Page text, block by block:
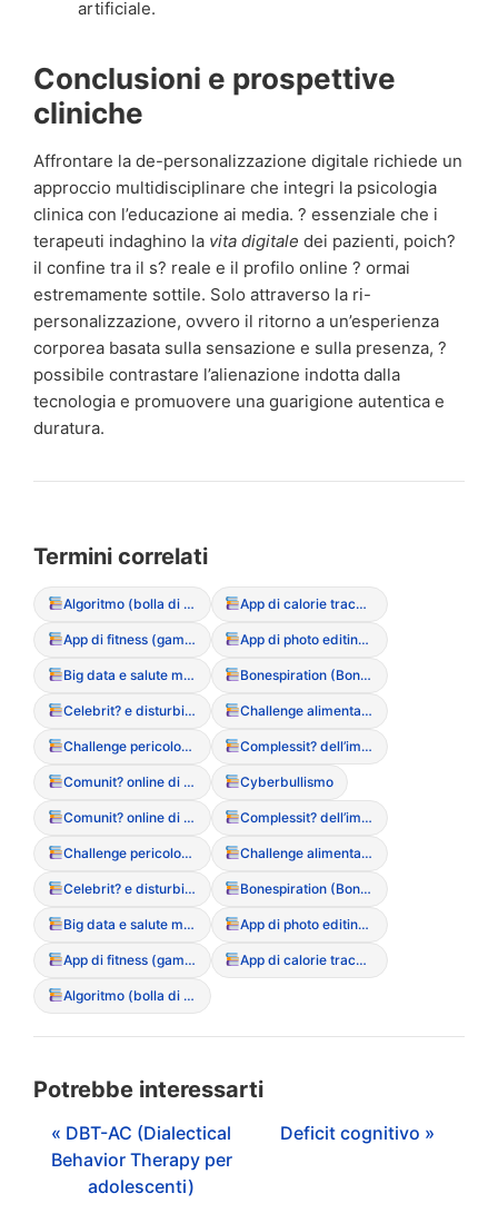
artificiale.
Conclusioni e prospettive
cliniche
Affrontare la de-personalizzazione digitale richiede un
approccio multidisciplinare che integri la psicologia
clinica con l’educazione ai media. ? essenziale che i
terapeuti indaghino la vita digitale dei pazienti, poich?
il confine tra il s? reale e il profilo online ? ormai
estremamente sottile. Solo attraverso la ri-
personalizzazione, ovvero il ritorno a un’esperienza
corporea basata sulla sensazione e sulla presenza, ?
possibile contrastare l’alienazione indotta dalla
tecnologia e promuovere una guarigione autentica e
duratura.
Termini correlati
Algoritmo (bolla di filtraggio dei contenuti DCA) App di calorie tracking (rischi e dipendenza)
App di fitness (gamification del movimento) App di photo editing (manipolazione dell’immagine)
Big data e salute mentale Bonespiration (Bonespo)
Celebrit? e disturbi alimentari (influenza del racconto mediatico) Challenge alimentari (partecipazione a sfide online pericolose)
Challenge pericolose (sfide social legate al peso) Complessit? dell’immagine digitale
Comunit? online di supporto (positive e negative) Cyberbullismo
Comunit? online di supporto (positive e negative) Complessit? dell’immagine digitale
Challenge pericolose (sfide social legate al peso) Challenge alimentari (partecipazione a sfide online pericolose)
Celebrit? e disturbi alimentari (influenza del racconto mediatico) Bonespiration (Bonespo)
Big data e salute mentale App di photo editing (manipolazione dell’immagine)
App di fitness (gamification del movimento) App di calorie tracking (rischi e dipendenza)
Algoritmo (bolla di filtraggio dei contenuti DCA)
Potrebbe interessarti
« DBT-AC (Dialectical
Behavior Therapy per
adolescenti)
Deficit cognitivo »